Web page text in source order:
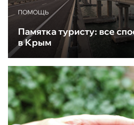
ПОМОЩЬ
Памятка туристу: все
в Крым